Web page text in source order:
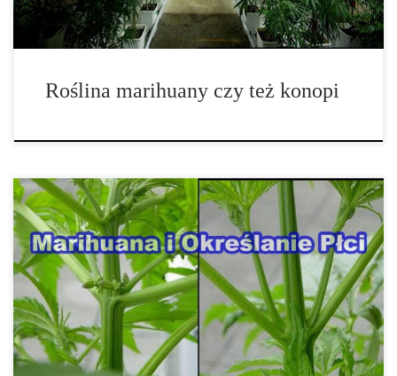
Roślina marihuany czy też konopi
Można powiedzieć że ten artykuł to czysta ciekawostka gdyż w
aktualnych ofertach wszystkich niemal że producentów nasion
marihuany są już […]